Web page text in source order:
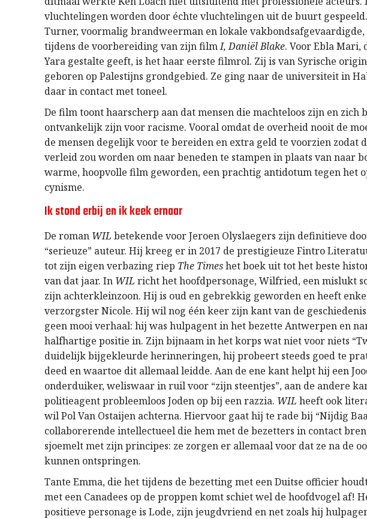
vluchtelingen worden door échte vluchtelingen uit de buurt gespeeld.
Turner, voormalig brandweerman en lokale
tijdens de voorbereiding van zijn filmI, Daniël Blake. Voor Ebla Mari,
Yara gestalte geeft, is het haar eerste filmrol. Zij is van Syrische
geboren op Palestijns grondgebied. Ze ging naar de universiteit in
daar in contact met toneel.
De film toont haarscherp aan dat mensen die machteloos zijn en zich
ontvankelijk zijn voor racisme. Vooral omdat de overheid nooit de
de mensen degelijk voor te bereiden en extra geld te voorzien zodat
verleid zou worden om naar beneden te stampen in plaats van naar
warme, hoopvolle film geworden, een prachtig antidotum tegen het
cynisme.
Ik stond erbij en ik keek ernaar
De roman WIL betekende voor Jeroen Olyslaegers zijn definitieve
“serieuze” auteur. Hij kreeg er in 2017 de prestigieuze Fintro
tot zijn eigen verbazing riep The Timeshet boek uit tot het beste
van dat jaar. In WIL richt het hoofdpersonage, Wilfried, een mislukt
zijn achterkleinzoon. Hij is oud en gebrekkig geworden en heeft
verzorgster Nicole. Hij wil nog één keer zijn kant van de
geen mooi verhaal: hij was hulpagent in het bezette Antwerpen en
halfhartige positie in. Zijn bijnaam in het korps wat niet voor niets
duidelijk bijgekleurde herinneringen, hij probeert steeds goed te
deed en waartoe dit allemaal leidde. Aan de ene kant helpt hij een
onderduiker, weliswaar in ruil voor “zijn steentjes”, aan de andere
politieagent probleemloos Joden op bij een razzia. WIL heeft ook
wil Pol Van Ostaijen achterna. Hiervoor gaat hij te rade bij “Nijdig
collaborerende intellectueel die hem met de bezetters in contact
sjoemelt met zijn principes: ze zorgen er allemaal voor dat ze na de
kunnen ontspringen.
Tante Emma, die het tijdens de bezetting met een Duitse officier
met een Canadees op de proppen komt schiet wel de hoofdvogel af!
positieve personage is Lode, zijn jeugdvriend en net zoals hij